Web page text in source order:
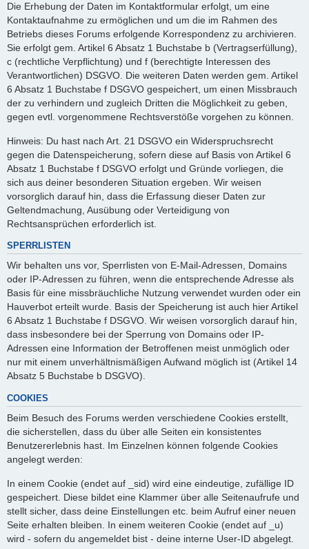
Die Erhebung der Daten im Kontaktformular erfolgt, um eine
Kontaktaufnahme zu ermöglichen und um die im Rahmen des
Betriebs dieses Forums erfolgende Korrespondenz zu archivieren.
Sie erfolgt gem. Artikel 6 Absatz 1 Buchstabe b (Vertragserfüllung),
c (rechtliche Verpflichtung) und f (berechtigte Interessen des
Verantwortlichen) DSGVO. Die weiteren Daten werden gem. Artikel
6 Absatz 1 Buchstabe f DSGVO gespeichert, um einen Missbrauch
der zu verhindern und zugleich Dritten die Möglichkeit zu geben,
gegen evtl. vorgenommene Rechtsverstöße vorgehen zu können.
Hinweis: Du hast nach Art. 21 DSGVO ein Widerspruchsrecht
gegen die Datenspeicherung, sofern diese auf Basis von Artikel 6
Absatz 1 Buchstabe f DSGVO erfolgt und Gründe vorliegen, die
sich aus deiner besonderen Situation ergeben. Wir weisen
vorsorglich darauf hin, dass die Erfassung dieser Daten zur
Geltendmachung, Ausübung oder Verteidigung von
Rechtsansprüchen erforderlich ist.
SPERRLISTEN
Wir behalten uns vor, Sperrlisten von E-Mail-Adressen, Domains
oder IP-Adressen zu führen, wenn die entsprechende Adresse als
Basis für eine missbräuchliche Nutzung verwendet wurden oder ein
Hauverbot erteilt wurde. Basis der Speicherung ist auch hier Artikel
6 Absatz 1 Buchstabe f DSGVO. Wir weisen vorsorglich darauf hin,
dass insbesondere bei der Sperrung von Domains oder IP-
Adressen eine Information der Betroffenen meist unmöglich oder
nur mit einem unverhältnismäßigen Aufwand möglich ist (Artikel 14
Absatz 5 Buchstabe b DSGVO).
COOKIES
Beim Besuch des Forums werden verschiedene Cookies erstellt,
die sicherstellen, dass du über alle Seiten ein konsistentes
Benutzererlebnis hast. Im Einzelnen können folgende Cookies
angelegt werden:
In einem Cookie (endet auf _sid) wird eine eindeutige, zufällige ID
gespeichert. Diese bildet eine Klammer über alle Seitenaufrufe und
stellt sicher, dass deine Einstellungen etc. beim Aufruf einer neuen
Seite erhalten bleiben. In einem weiteren Cookie (endet auf _u)
wird - sofern du angemeldet bist - deine interne User-ID abgelegt.